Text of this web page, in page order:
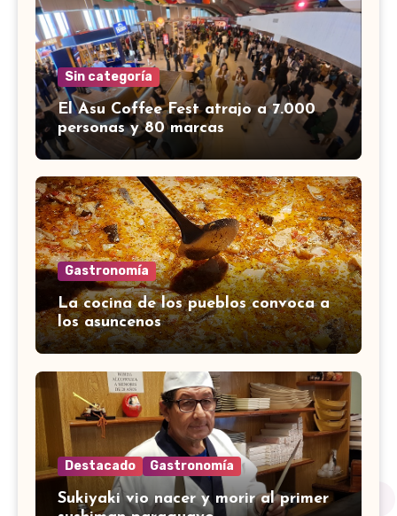
Sin categoría
El Asu Coffee Fest atrajo a 7.000
personas y 80 marcas
Gastronomía
La cocina de los pueblos convoca a
los asuncenos
Destacado Gastronomía
Sukiyaki vio nacer y morir al primer